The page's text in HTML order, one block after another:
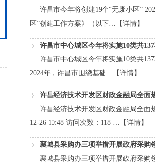
许昌市今年将创建19个“无废小区”
区”创建工作方案》（以下… 【详情】
许昌市中心城区今年将实施10类共
许昌市中心城区今年将实施10类共
2024年，许昌市围绕基础… 【详情】
许昌经济技术开发区财政金融局全面
许昌经济技术开发区财政金融局全面
12-26 10:48 访问次数：118 … 【详情】
襄城县采购办三项举措开展政府采购
襄城县采购办三项举措开展政府采购